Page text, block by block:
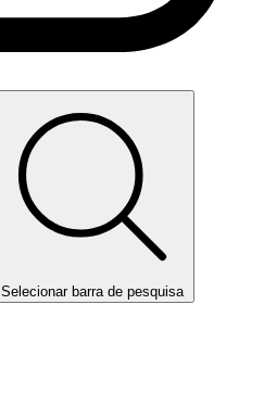
Selecionar barra de pesquisa